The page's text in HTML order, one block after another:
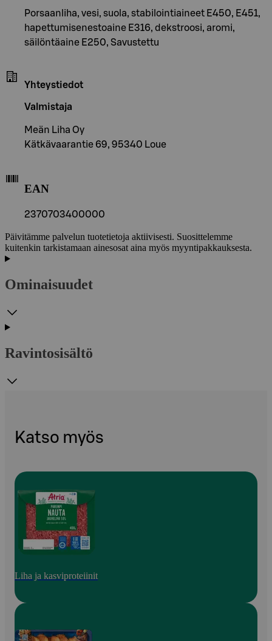
Porsaanliha, vesi, suola, stabilointiaineet E450, E451,
hapettumisenestoaine E316, dekstroosi, aromi,
säilöntäaine E250, Savustettu
Yhteystiedot
Valmistaja
Meän Liha Oy
Kätkävaarantie 69, 95340 Loue
EAN
2370703400000
Päivitämme palvelun tuotetietoja aktiivisesti. Suosittelemme
kuitenkin tarkistamaan ainesosat aina myös myyntipakkauksesta.
Ominaisuudet
Ravintosisältö
Katso myös
Liha ja kasviproteiinit